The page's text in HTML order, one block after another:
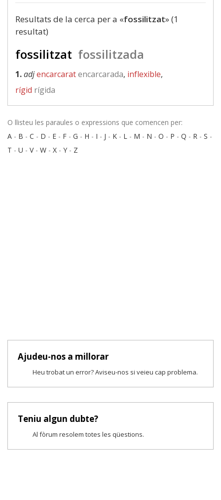
Resultats de la cerca per a «fossilitzat» (1
resultat)
fossilitzat fossilitzada
1.adjencarcaratencarcarada, inflexible,
rígid rígida
O llisteu les paraules o expressions que comencen per:
A - B - C - D - E - F - G - H - I - J - K - L - M - N - O - P - Q - R - S -
T - U - V- W - X - Y - Z
Ajudeu-nos a millorar
Heu trobat un error? Aviseu-nos si veieu cap problema.
Teniu algun dubte?
Al fòrum resolem totes les qüestions.